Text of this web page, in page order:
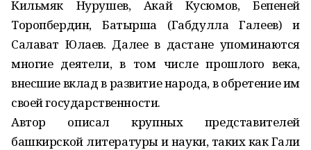
Кильмяк Нурушев, Акай Кусюмов, Бепеней
Торопбердин, Батырша (Габдулла Галеев) и
Салават Юлаев. Далее в дастане упоминаются
многие деятели, в том числе прошлого века,
внесшие вклад в развитие народа, в обретение им
своей государственности.
Автор описал крупных представителей
башкирской литературы и науки, таких как Гали